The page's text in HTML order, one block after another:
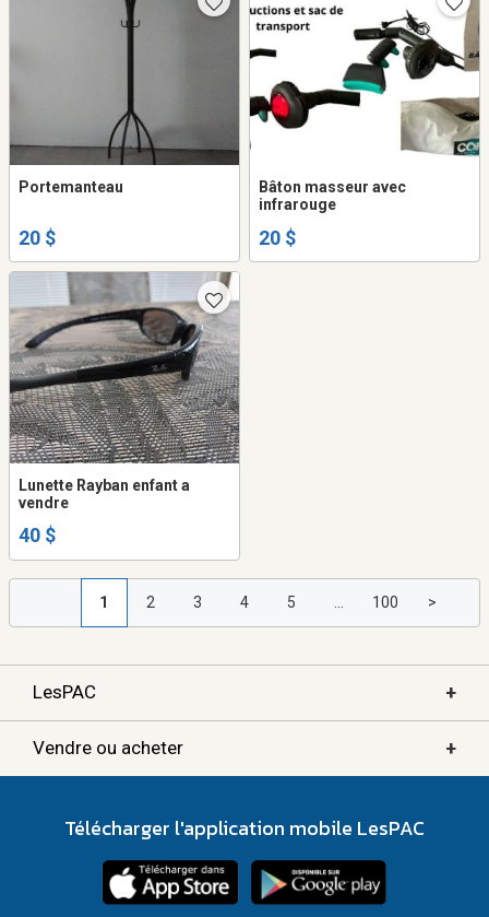
Portemanteau
20 $
Bâton masseur avec
infrarouge
20 $
Lunette Rayban enfant a
vendre
40 $
1 2 3 4 5 ... 100 >
LesPAC +
Vendre ou acheter +
Télécharger l'application mobile LesPAC